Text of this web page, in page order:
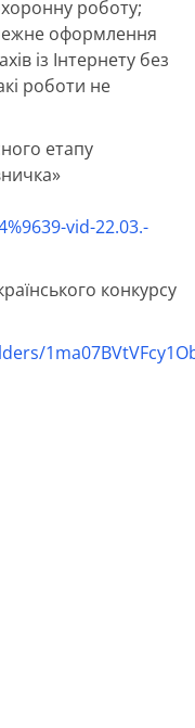
роботу;
оформлення
із Інтернету без
роботи не
етапу
vid-22.03.-
конкурсу